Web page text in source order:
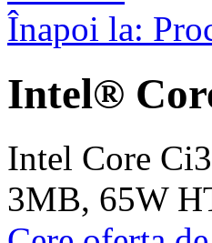
Înapoi la:
Intel®
Intel Core
3MB, 65W